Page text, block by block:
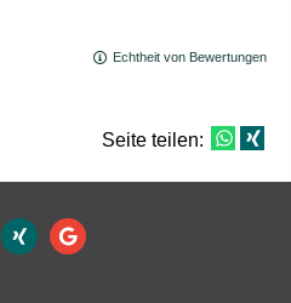
Echtheit von Bewertungen
Seite teilen: